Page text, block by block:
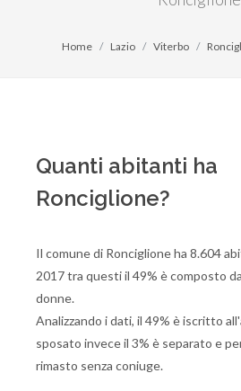
Home Lazio Viterbo
Quanti abitanti ha
Ronciglione?
Il comune di Ronciglione ha 8.604
2017 tra questi il 49% è composto
donne.
Analizzando i dati, il 49% è iscritto
sposato invece il 3% è separato e
rimasto senza coniuge.